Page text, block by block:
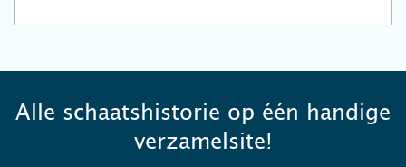
Alle schaatshistorie op één handige
verzamelsite!